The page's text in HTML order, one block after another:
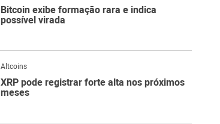
Bitcoin exibe formação rara e indica
possível virada
Altcoins
XRP pode registrar forte alta nos próximos
meses